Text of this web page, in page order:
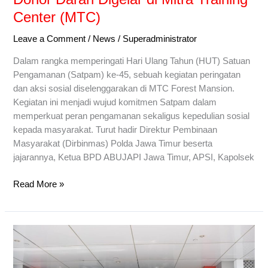
Center (MTC)
Leave a Comment / News / Superadministrator
Dalam rangka memperingati Hari Ulang Tahun (HUT) Satuan
Pengamanan (Satpam) ke-45, sebuah kegiatan peringatan
dan aksi sosial diselenggarakan di MTC Forest Mansion.
Kegiatan ini menjadi wujud komitmen Satpam dalam
memperkuat peran pengamanan sekaligus kepedulian sosial
kepada masyarakat. Turut hadir Direktur Pembinaan
Masyarakat (Dirbinmas) Polda Jawa Timur beserta
jajarannya, Ketua BPD ABUJAPI Jawa Timur, APSI, Kapolsek
(MTC)
Read More »
HUT
ke-
44